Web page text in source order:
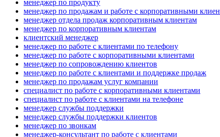
менеджер по продукту
менеджер по продажам и работе с корпоративными
менеджер отдела продаж корпоративным клиентам
менеджер по корпоративным клиентам
клиентский менеджер
менеджер по работе с клиентами по телефону
менеджер по работе с корпоративными клиентами
менеджер по сопровождению клиентов
менеджер по работе с клиентами и поддержке продаж
менеджер по продажам услуг компании
специалист по работе с корпоративными клиентами
специалист по работе с клиентами на телефоне
менеджер службы поддержки
менеджер службы поддержки клиентов
менеджер по звонкам
менеджер-консультант по работе с клиентами